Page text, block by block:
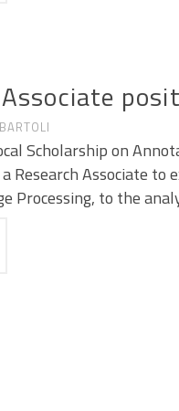
BARTOLI
Scholarship on
Research Associate
Processing, to the